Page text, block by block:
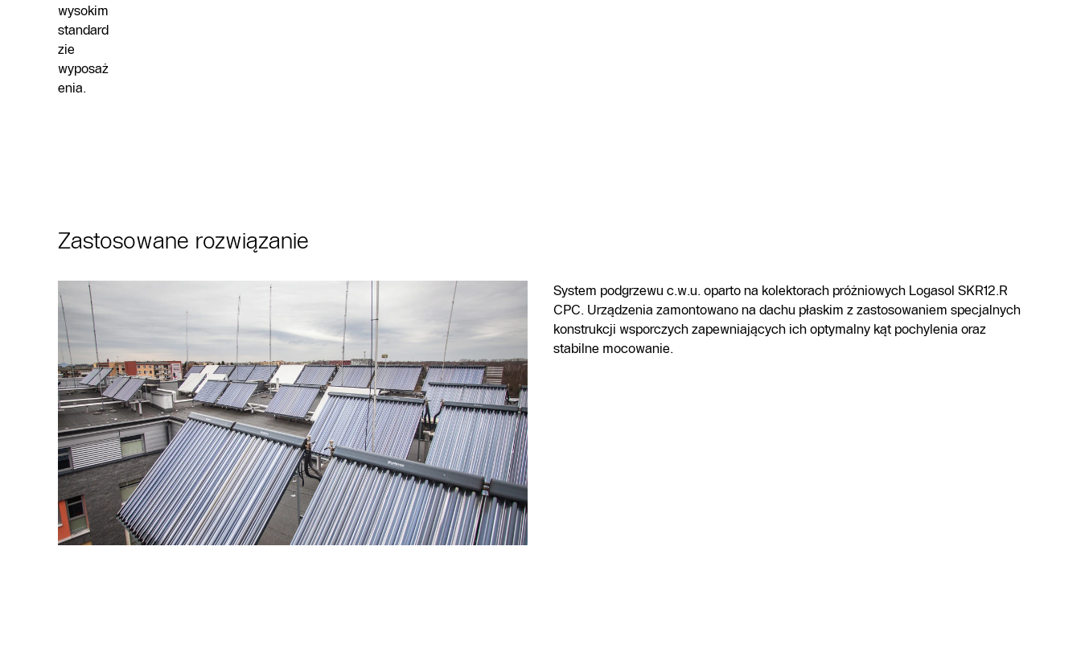
wysokim
standard
zie
wyposaż
enia.
Zastosowane rozwiązanie
System podgrzewu c.w.u. oparto na kolektorach próżniowych Logasol SKR12.R
CPC. Urządzenia zamontowano na dachu płaskim z zastosowaniem specjalnych
konstrukcji wsporczych zapewniających ich optymalny kąt pochylenia oraz
stabilne mocowanie.